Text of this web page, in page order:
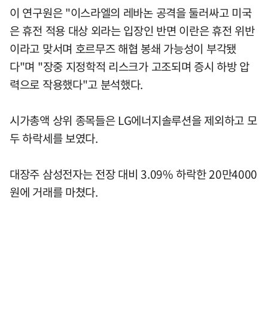
이 연구원은 "이스라엘의 레바논 공격을 둘러싸고 미국
은 휴전 적용 대상 외라는 입장인 반면 이란은 휴전 위반
이라고 맞서며 호르무즈 해협 봉쇄 가능성이 부각됐
다"며 "장중 지정학적 리스크가 고조되며 증시 하방 압
력으로 작용했다"고 분석했다.
시가총액 상위 종목들은 LG에너지솔루션을 제외하고 모
두 하락세를 보였다.
대장주 삼성전자는 전장 대비 3.09% 하락한 20만4000
원에 거래를 마쳤다.